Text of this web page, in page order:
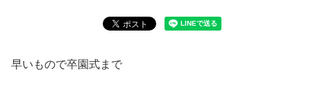
早いもので卒園式まで